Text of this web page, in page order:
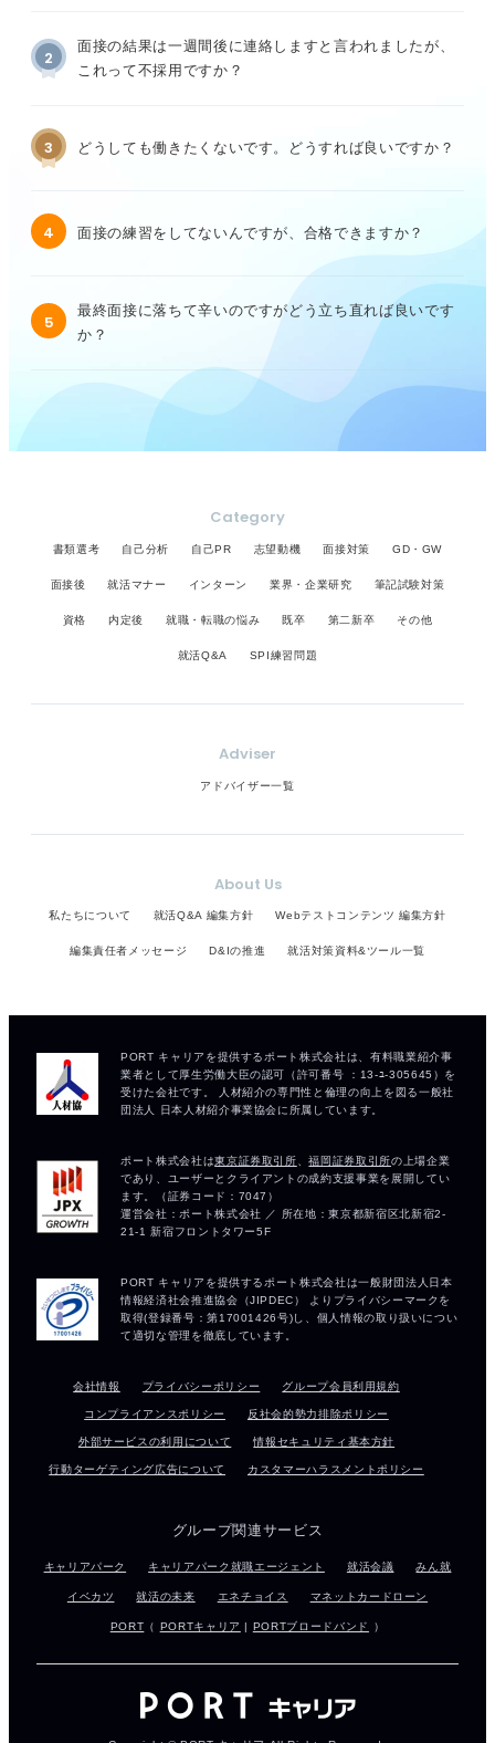
2
面接の結果は一週間後に連絡しますと言われましたが、
これって不採用ですか？
3 どうしても働きたくないです。どうすれば良いですか？
4 面接の練習をしてないんですが、合格できますか？
5
最終面接に落ちて辛いのですがどう立ち直れば良いです
か？
Category
書類選考 自己分析 自己PR 志望動機 面接対策 GD・GW
面接後 就活マナー インターン 業界・企業研究 筆記試験対策
資格 内定後 就職・転職の悩み 既卒 第二新卒 その他
就活Q&A SPI練習問題
Adviser
アドバイザー一覧
About Us
私たちについて 就活Q&A 編集方針 Webテストコンテンツ 編集方針
編集責任者メッセージ D&Iの推進 就活対策資料&ツール一覧
会社情報 プライバシーポリシー グループ会員利用規約
コンプライアンスポリシー 反社会的勢力排除ポリシー
外部サービスの利用について 情報セキュリティ基本方針
行動ターゲティング広告について カスタマーハラスメントポリシー